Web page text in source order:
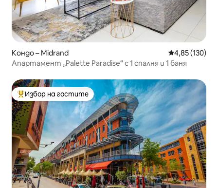
Кондо – Midrand Средна
4,85 (130)
Апартамент „Palette Paradise“ с 1 спалня и 1 баня
Най-популярен избор на гостите
Избор на гостите